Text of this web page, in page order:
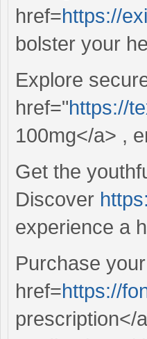
href=https://
bolster your
Explore
href="https://
100mg</a> ,
Get the
Discover
experience a
Purchase
href=https://
prescription</